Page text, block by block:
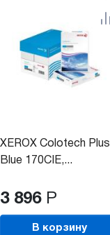
XEROX Colotech Plus
Blue 170CIE,...
3 896 Р
В корзину